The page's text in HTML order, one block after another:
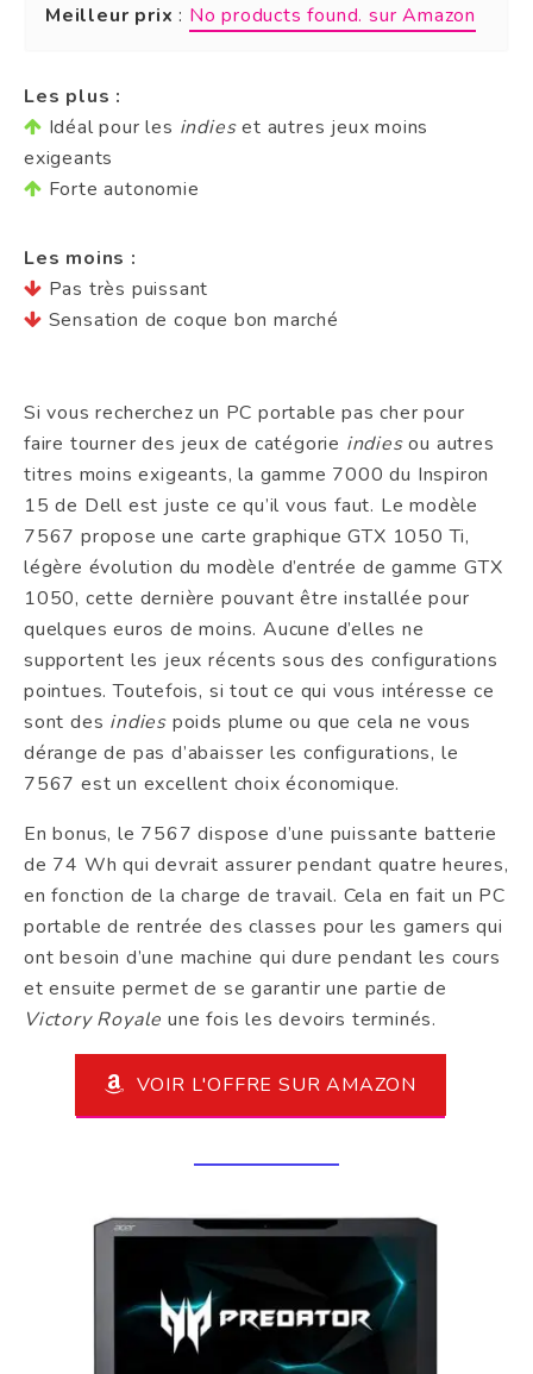
Meilleur prix : No products found. sur Amazon
Les plus :
Idéal pour les indieset autres jeux moins
exigeants
Forte autonomie
Les moins :
Pas très puissant
Sensation de coque bon marché
Si vous recherchez un PC portable pas cher pour
faire tourner des jeux de catégorie indiesou autres
titres moins exigeants, la gamme 7000 du Inspiron
15 de Dell est juste ce qu’il vous faut. Le modèle
7567 propose une carte graphique GTX 1050 Ti,
légère évolution du modèle d’entrée de gamme GTX
1050, cette dernière pouvant être installée pour
quelques euros de moins. Aucune d’elles ne
supportent les jeux récents sous des configurations
pointues. Toutefois, si tout ce qui vous intéresse ce
sont des indies poids plume ou que cela ne vous
dérange de pas d’abaisser les configurations, le
7567 est un excellent choix économique.
En bonus, le 7567 dispose d’une puissante batterie
de 74 Wh qui devrait assurer pendant quatre heures,
en fonction de la charge de travail. Cela en fait un PC
portable de rentrée des classes pour les gamers qui
ont besoin d’une machine qui dure pendant les cours
et ensuite permet de se garantir une partie de
Victory Royale une fois les devoirs terminés.
VOIR L'OFFRE SUR AMAZON